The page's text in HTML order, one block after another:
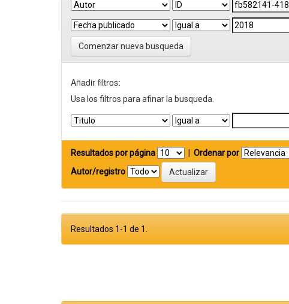
Comenzar nueva busqueda
Añadir filtros:
Usa los filtros para afinar la busqueda.
Resultados por página Ordenar por
Autor/registro
Resultados 1-1 de 1.